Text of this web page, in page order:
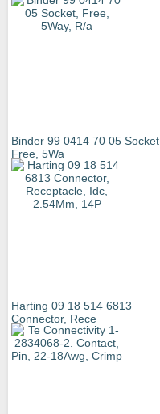
Binder 99 0414 70 05 Socket,
Free, 5Wa
Harting 09 18 514 6813
Connector, Rece